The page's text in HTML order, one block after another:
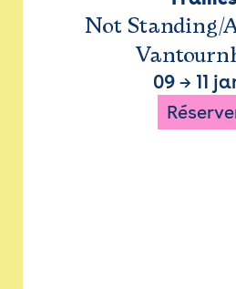
Not Standing/
09→ 11